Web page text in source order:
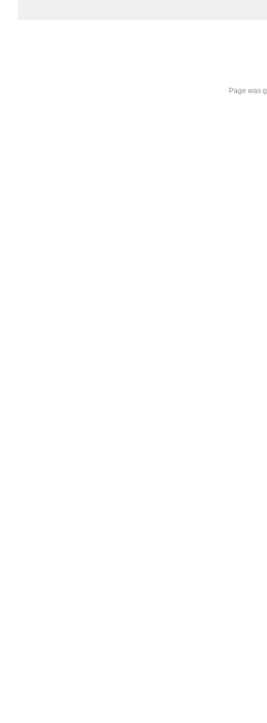
Page was